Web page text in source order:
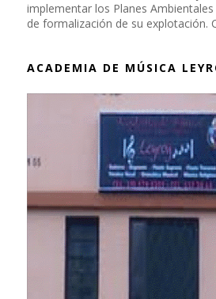
implementar los Planes
de formalización de su explotación.
ACADEMIA DE MÚSICA